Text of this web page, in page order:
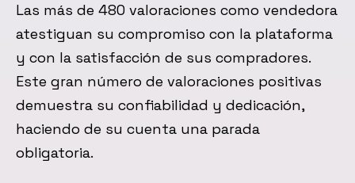
Las más de 480 valoraciones como vendedora
atestiguan su compromiso con la plataforma
y con la satisfacción de sus compradores.
Este gran número de valoraciones positivas
demuestra su confiabilidad y dedicación,
haciendo de su cuenta una parada
obligatoria.